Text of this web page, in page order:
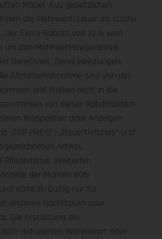
Möbel. Aus gesetzlichen
die Mehrwertsteuer als solche
Der Extra-Rabatt von 10 % wird
um den Mehrwertsteueranteil
berechnet. Serviceleistungen,
Altmöbelmitnahme sind von der
und fließen nicht in die
von dieser Rabattaktion
Prospekten oder Anzeigen
„TOP PREIS", „Dauertiefpreis" und
Artikel,
Pflegemittel. Weiterhin
der Marken VON
KOINOR. Gültig nur für
anderen Nachlässen oder
Die Erstattung der
reduzierten Warenwert oder